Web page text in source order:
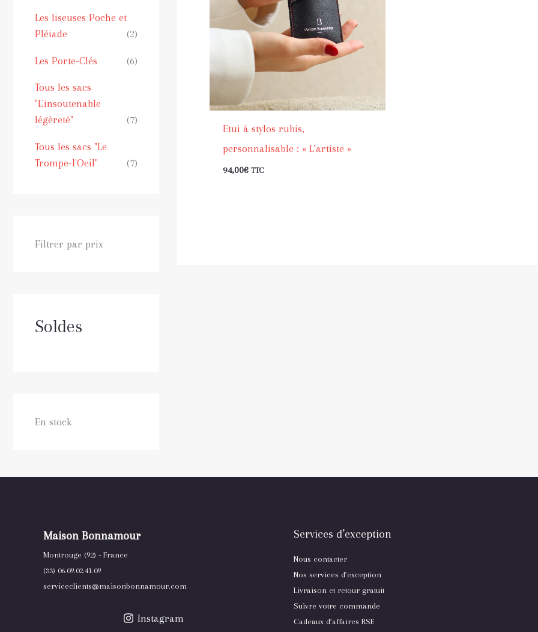
Les liseuses Poche et
Pléiade
(2)
Les Porte-Clés (6)
Tous les sacs
"L'insoutenable
légèreté"
(7)
Tous les sacs "Le
Trompe-l'Oeil"
(7)
Filtrer par prix
Soldes
En stock
Etui à stylos rubis,
personnalisable : « L’artiste »
94,00€ TTC
Maison Bonnamour
Montrouge (92) - France
(33) 06.09.02.41.09
serviceclients@maisonbonnamour.com
Instagram
Services d’exception
Nous contacter
Nos services d’exception
Livraison et retour gratuit
Suivre votre commande
Cadeaux d’affaires RSE